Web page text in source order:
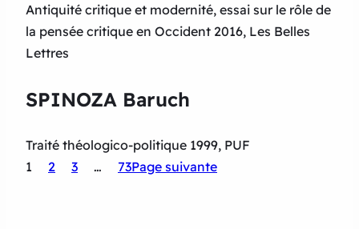
Antiquité critique et modernité, essai sur le rôle de
la pensée critique en Occident 2016, Les Belles
Lettres
SPINOZA Baruch
Traité théologico-politique 1999, PUF
1
2 3 … 73Page suivante